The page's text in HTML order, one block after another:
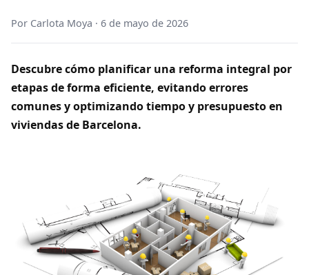
Por Carlota Moya · 6 de mayo de 2026
Descubre cómo planificar una reforma integral por
etapas de forma eficiente, evitando errores
comunes y optimizando tiempo y presupuesto en
viviendas de Barcelona.